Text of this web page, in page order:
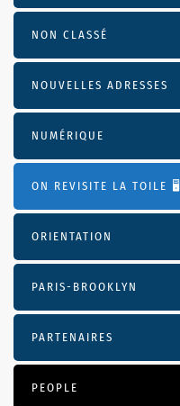
NON CLASSÉ
NOUVELLES ADRESSES
NUMÉRIQUE
ON REVISITE LA TOILE 🖥️
ORIENTATION
PARIS-BROOKLYN
PARTENAIRES
PEOPLE